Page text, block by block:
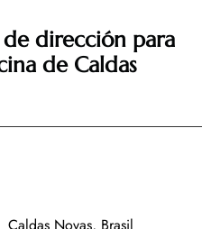
dirección para
de Caldas